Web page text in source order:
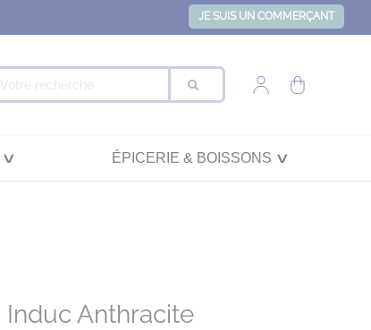
JE SUIS UN COMMERÇANT
ÉPICERIE & BOISSONS
Induc Anthracite